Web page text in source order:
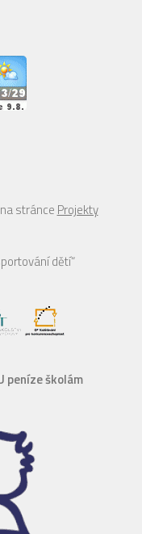
stránce Projekty
dětí“
peníze školám